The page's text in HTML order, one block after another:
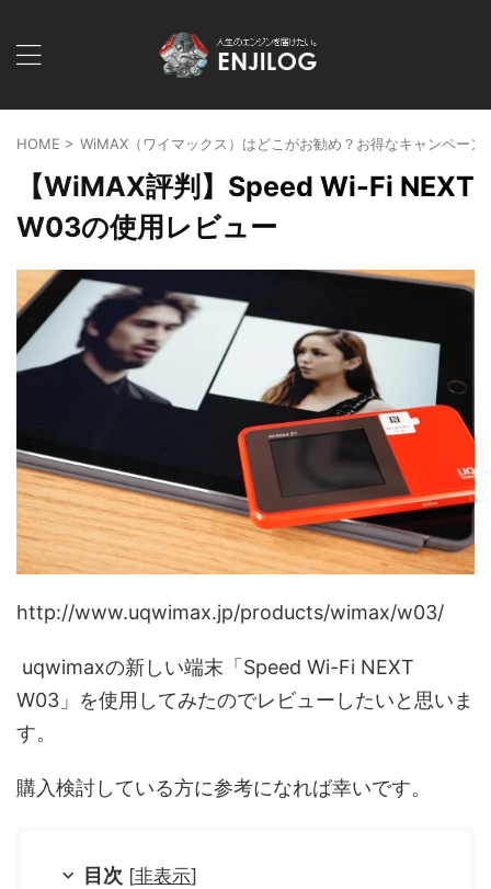
HOME > WiMAX（ワイマックス）はどこがお勧め？お得なキャンペーン
【WiMAX評判】Speed Wi-Fi NEXT
W03の使用レビュー
http://www.uqwimax.jp/products/wimax/w03/
uqwimaxの新しい端末「Speed Wi-Fi NEXT
W03」を使用してみたのでレビューしたいと思いま
す。
購入検討している方に参考になれば幸いです。
目次 [非表示]